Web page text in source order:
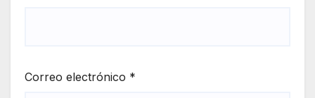
Correo electrónico *